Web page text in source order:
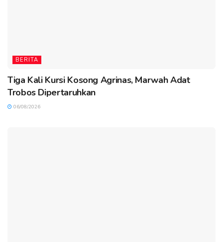
BERITA
Tiga Kali Kursi Kosong Agrinas, Marwah Adat
Trobos Dipertaruhkan
06/08/2026